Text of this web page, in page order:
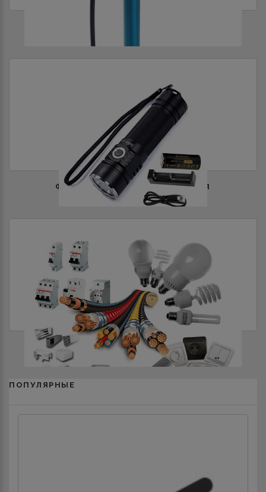
ФОНАРИ И ЭЛЕМЕНТЫ ПИТАНИЯ
ЭЛЕКТРОУСТАНОВОЧНЫЕ АППАРАТЫ
ПОПУЛЯРНЫЕ